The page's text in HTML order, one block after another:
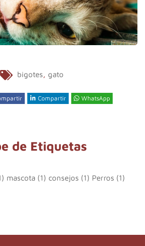
bigotes, gato
Compartir WhatsApp
de Etiquetas
mascota (1) consejos (1) Perros (1)